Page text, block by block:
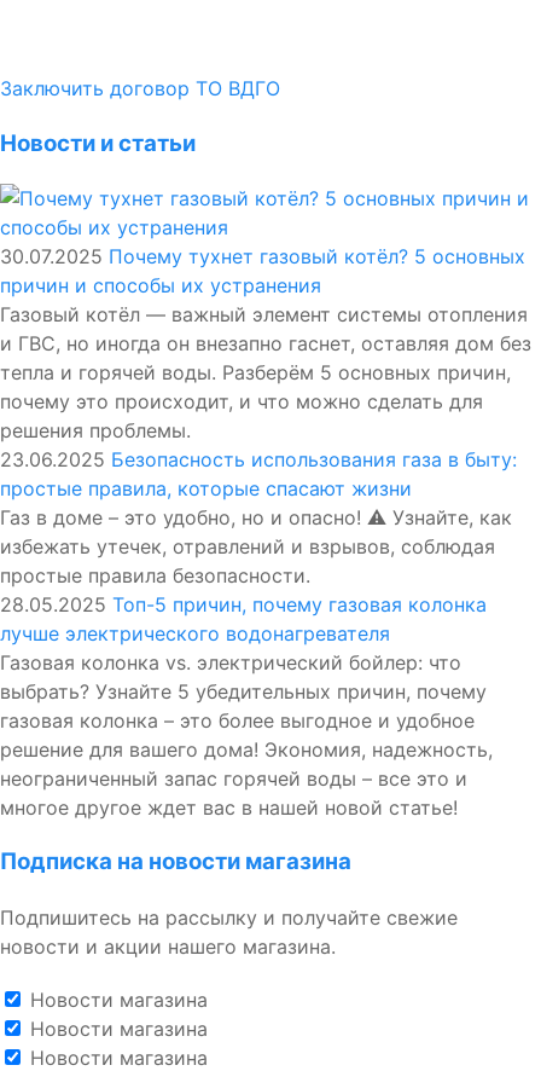
Заключить договор ТО ВДГО
Новости и статьи
30.07.2025 Почему тухнет газовый котёл? 5 основных
причин и способы их устранения
Газовый котёл — важный элемент системы отопления
и ГВС, но иногда он внезапно гаснет, оставляя дом без
тепла и горячей воды. Разберём 5 основных причин,
почему это происходит, и что можно сделать для
решения проблемы.
23.06.2025 Безопасность использования газа в быту:
простые правила, которые спасают жизни
Газ в доме – это удобно, но и опасно! ⚠️ Узнайте, как
избежать утечек, отравлений и взрывов, соблюдая
простые правила безопасности.
28.05.2025 Топ-5 причин, почему газовая колонка
лучше электрического водонагревателя
Газовая колонка vs. электрический бойлер: что
выбрать? Узнайте 5 убедительных причин, почему
газовая колонка – это более выгодное и удобное
решение для вашего дома! Экономия, надежность,
неограниченный запас горячей воды – все это и
многое другое ждет вас в нашей новой статье!
Подписка на новости магазина
Подпишитесь на рассылку и получайте свежие
новости и акции нашего магазина.
Новости магазина
Новости магазина
Новости магазина